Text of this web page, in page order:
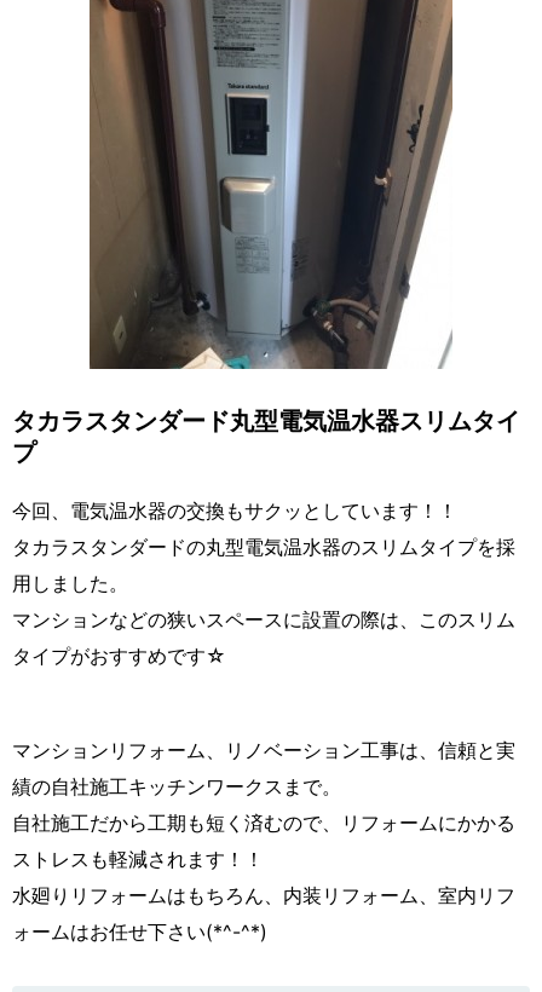
タカラスタンダード丸型電気温水器スリムタイ
プ
今回、電気温水器の交換もサクッとしています！！
タカラスタンダードの丸型電気温水器のスリムタイプを採
用しました。
マンションなどの狭いスペースに設置の際は、このスリム
タイプがおすすめです☆
マンションリフォーム、リノベーション工事は、信頼と実
績の自社施工キッチンワークスまで。
自社施工だから工期も短く済むので、リフォームにかかる
ストレスも軽減されます！！
水廻りリフォームはもちろん、内装リフォーム、室内リフ
ォームはお任せ下さい(*^-^*)